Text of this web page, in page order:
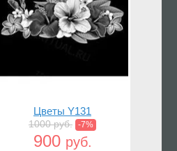
Цветы Y131
1000 руб. -7%
900 руб.